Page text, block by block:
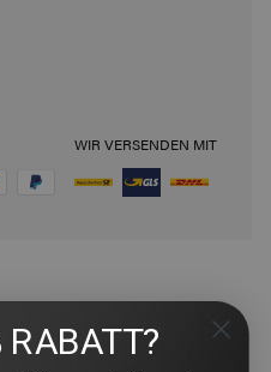
WIR VERSENDEN MIT